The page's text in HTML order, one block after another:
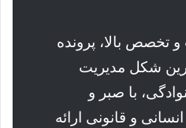
تخصص بالا، پرونده
شکل مدیریت
با صبر و
و قانونی ارائه